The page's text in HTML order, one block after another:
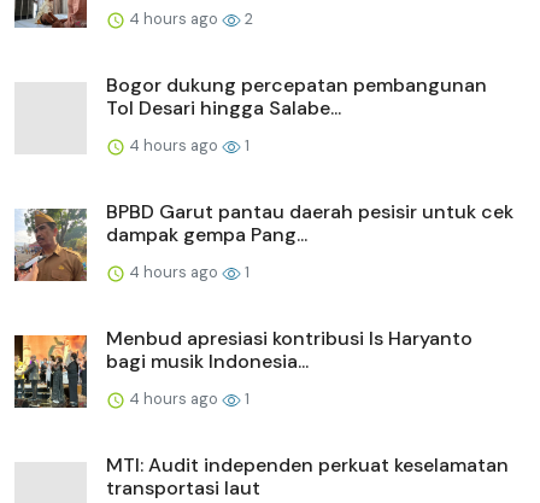
4 hours ago 2
Bogor dukung percepatan pembangunan
Tol Desari hingga Salabe...
4 hours ago 1
BPBD Garut pantau daerah pesisir untuk cek
dampak gempa Pang...
4 hours ago 1
Menbud apresiasi kontribusi Is Haryanto
bagi musik Indonesia...
4 hours ago 1
MTI: Audit independen perkuat keselamatan
transportasi laut